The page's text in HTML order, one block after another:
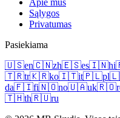
Sąlygos
Privatumas
Pasiekiama
🇺🇸en🇨🇳zh🇪🇸es🇮🇳hi
🇹🇷tr🇰🇷ko🇮🇹it🇵🇱pl
da🇫🇮fi🇳🇴no🇺🇦uk🇷🇴
🇹🇭th🇷🇺ru